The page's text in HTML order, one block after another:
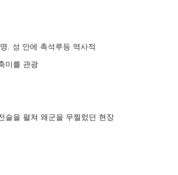
. 성 안에 촉석루등 역사적
미를 관광
술을 펼쳐 왜군을 무찔렀던 현장